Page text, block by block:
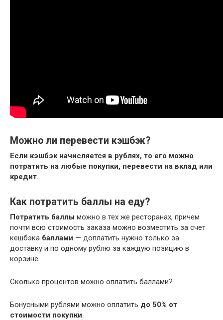
Можно ли перевести кэшбэк?
Если кэшбэк начисляется в рублях, то его можно
потратить на любые покупки, перевести на вклад или
кредит.
Как потратить баллы на еду?
Потратить баллы можно в тех же ресторанах, причем
почти всю стоимость заказа можно возместить за счет
кешбэка баллами — доплатить нужно только за
доставку и по одному рублю за каждую позицию в
корзине.
Сколько процентов можно оплатить баллами?
Бонусными рублями можно оплатить до 50% от
стоимости покупки.